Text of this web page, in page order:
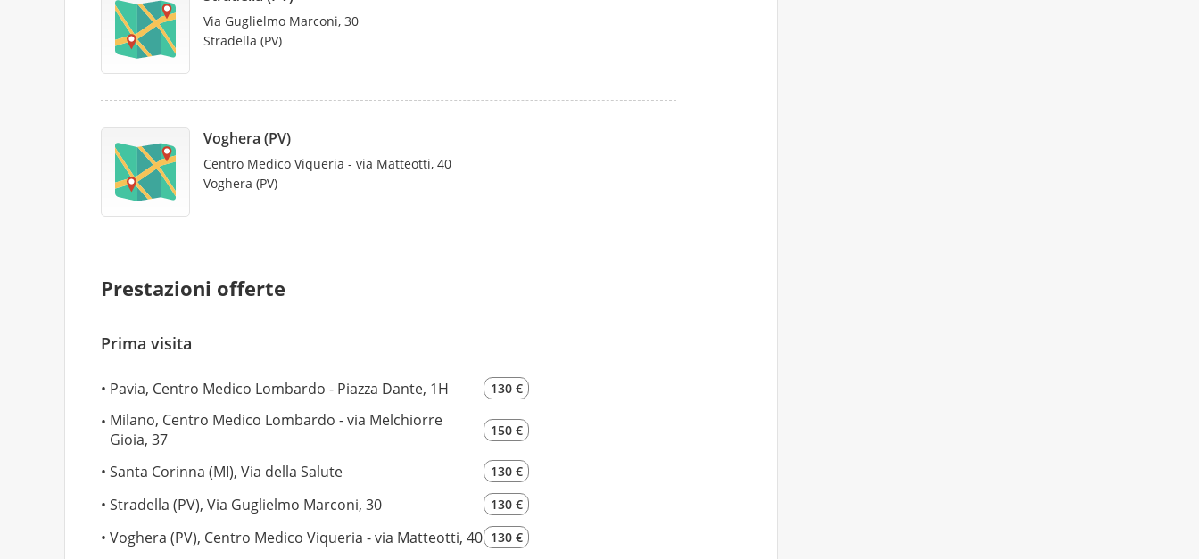
Via Guglielmo Marconi, 30
Stradella (PV)
Voghera (PV)
Centro Medico Viqueria - via Matteotti, 40
Voghera (PV)
Prestazioni offerte
Prima visita
Pavia, Centro Medico Lombardo - Piazza Dante, 1H 130 €
Milano, Centro Medico Lombardo - via Melchiorre
Gioia, 37
150 €
Santa Corinna (MI), Via della Salute 130 €
Stradella (PV), Via Guglielmo Marconi, 30 130 €
Voghera (PV), Centro Medico Viqueria - via Matteotti, 40 130 €